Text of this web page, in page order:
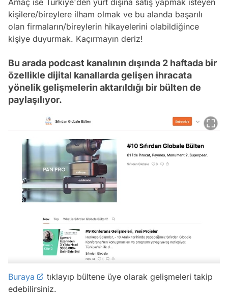
kişilere/bireylere ilham olmak ve bu alanda başarılı
olan firmaların/bireylerin hikayelerini olabildiğince
kişiye duyurmak. Kaçırmayın deriz!
Bu arada podcast kanalının dışında 2 haftada bir
özellikle dijital kanallarda gelişen ihracata
yönelik gelişmelerin aktarıldığı bir bülten de
paylaşılıyor.
Buraya
tıklayıp bültene üye olarak gelişmeleri takip
edebilirsiniz.